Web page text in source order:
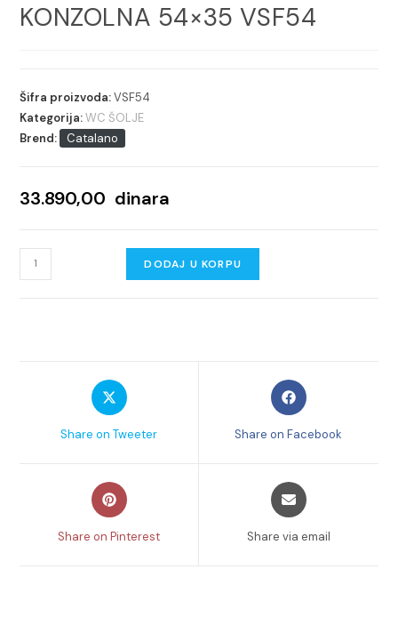
KONZOLNA 54×35 VSF54
Šifra proizvoda:VSF54
Kategorija:WC ŠOLJE
Brend:
Catalano
33.890,00 dinara
CATALANO
SFERA
DODAJ U KORPU
Opens
in
new
Share on Tweeter
Opens
in
new
Share on Facebook
Opens
in
new
Share on Pinterest
Opens
in
new
Share via email